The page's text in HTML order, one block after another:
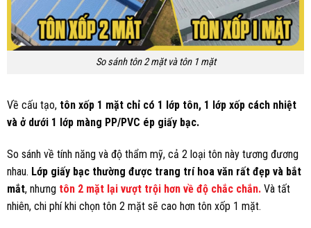
So sánh tôn 2 mặt và tôn 1 mặt
Về cấu tạo, tôn xốp 1 mặt chỉ có 1 lớp tôn, 1 lớp xốp cách nhiệt
và ở dưới 1 lớp màng PP/PVC ép giấy bạc.
So sánh về tính năng và độ thẩm mỹ, cả 2 loại tôn này tương đương
nhau. Lớp giấy bạc thường được trang trí hoa văn rất đẹp và bắt
mắt, nhưng tôn 2 mặt lại vượt trội hơn về độ chắc chắn. Và tất
nhiên, chi phí khi chọn tôn 2 mặt sẽ cao hơn tôn xốp 1 mặt.